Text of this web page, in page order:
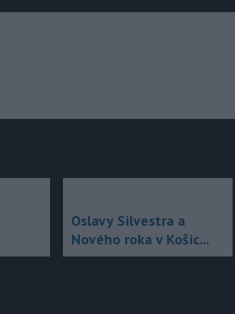
Oslavy Silvestra a
Nového roka v Košic...